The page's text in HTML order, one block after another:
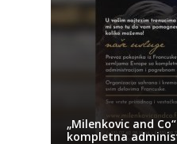
„Milenkovic and
kompletna